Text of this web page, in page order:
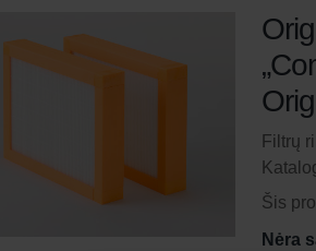
Filtrų
Šis
Nėra